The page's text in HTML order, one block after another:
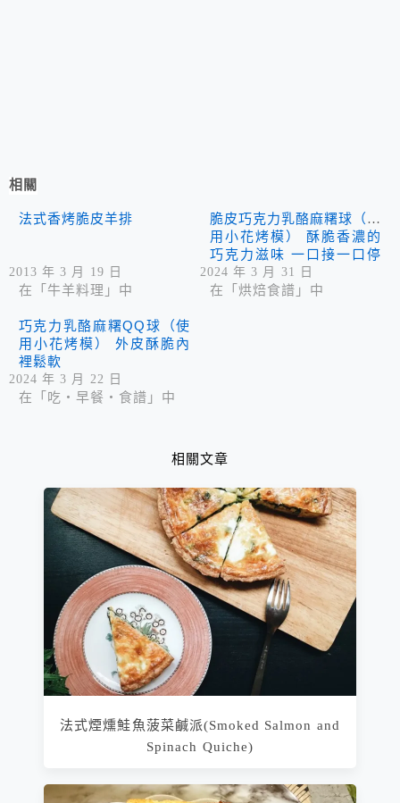
相關
法式香烤脆皮羊排
2013 年 3 月 19 日
在「牛羊料理」中
脆皮巧克力乳酪麻糬球（使
用小花烤模） 酥脆香濃的
巧克力滋味 一口接一口停
不下來呢！
2024 年 3 月 31 日
在「烘焙食譜」中
巧克力乳酪麻糬QQ球（使
用小花烤模） 外皮酥脆內
裡鬆軟
2024 年 3 月 22 日
在「吃‧早餐‧食譜」中
相關文章
法式煙燻鮭魚菠菜鹹派(Smoked Salmon and
Spinach Quiche)